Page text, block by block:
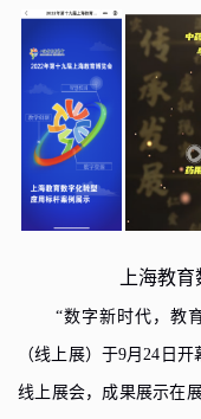
上海教
“数字新时代，教
（线上展）于9月 24 日开
线上展会，成果展示在